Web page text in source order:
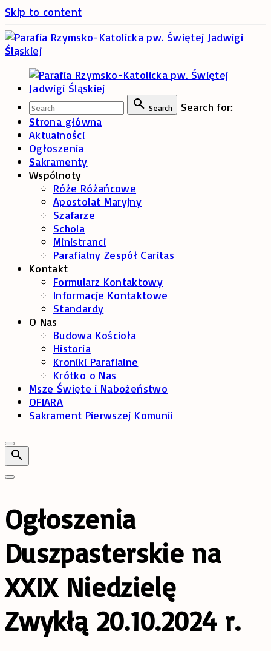
Skip to content
Search
Search for:
Strona główna
Aktualności
Ogłoszenia
Sakramenty
Wspólnoty
Róże Różańcowe
Apostolat Maryjny
Szafarze
Schola
Ministranci
Parafialny Zespół Caritas
Kontakt
Formularz Kontaktowy
Informacje Kontaktowe
Standardy
O Nas
Budowa Kościoła
Historia
Kroniki Parafialne
Krótko o Nas
Msze Święte i Nabożeństwo
OFIARA
Sakrament Pierwszej Komunii
Ogłoszenia
Duszpasterskie na
XXIX Niedzielę
Zwykłą 20.10.2024 r.